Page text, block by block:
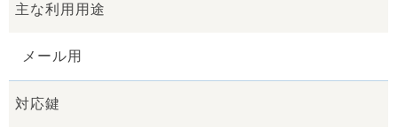
主な利用用途
メール用
対応鍵